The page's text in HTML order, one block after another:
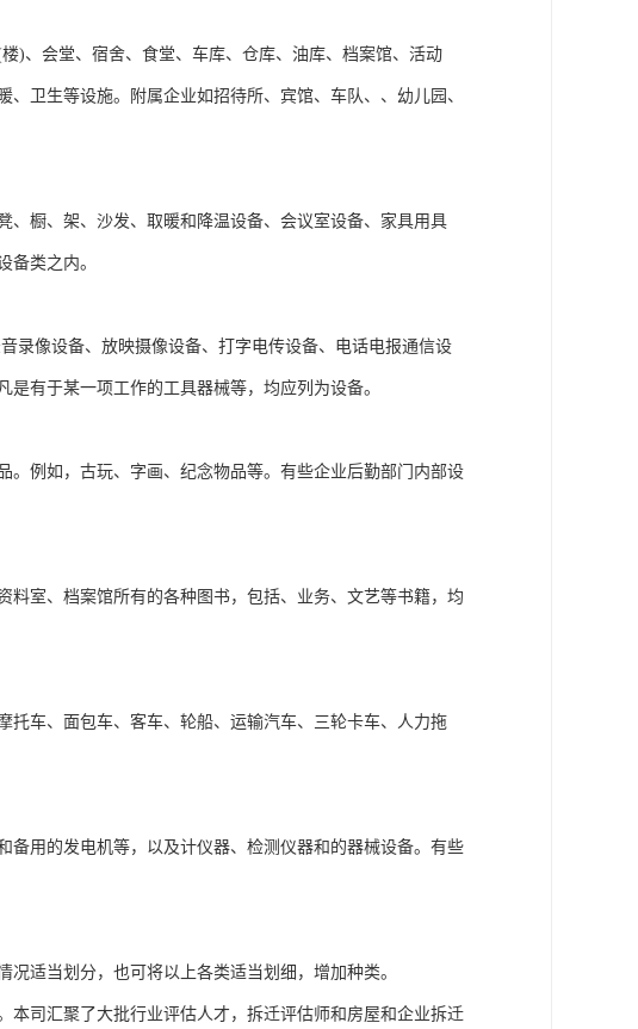
)、会堂、宿舍、食堂、车库、仓库、油库、档案馆、活动
卫生等设施。附属企业如招待所、宾馆、车队、、幼儿园、
橱、架、沙发、取暖和降温设备、会议室设备、家具用具
备类之内。
录像设备、放映摄像设备、打字电传设备、电话电报通信设
有于某一项工作的工具器械等，均应列为设备。
例如，古玩、字画、纪念物品等。有些企业后勤部门内部设
室、档案馆所有的各种图书，包括、业务、文艺等书籍，均
车、面包车、客车、轮船、运输汽车、三轮卡车、人力拖
用的发电机等，以及计仪器、检测仪器和的器械设备。有些
适当划分，也可将以上各类适当划细，增加种类。
司汇聚了大批行业评估人才，拆迁评估师和房屋和企业拆迁